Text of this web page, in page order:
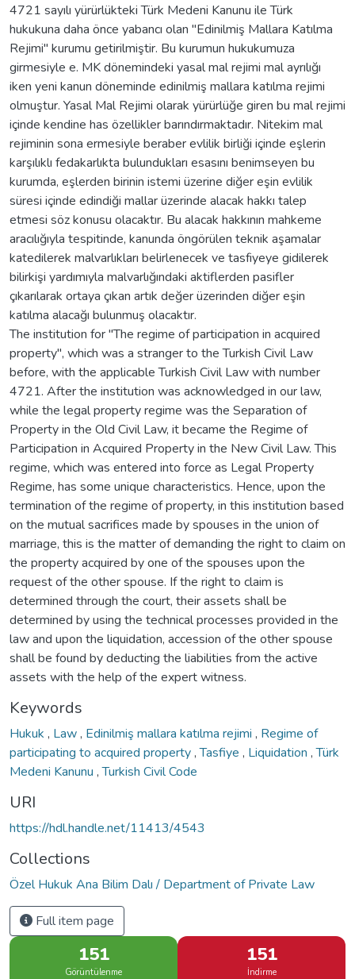
4721 sayılı yürürlükteki Türk Medeni Kanunu ile Türk
hukukuna daha önce yabancı olan "Edinilmiş Mallara Katılma
Rejimi" kurumu getirilmiştir. Bu kurumun hukukumuza
girmesiyle e. MK dönemindeki yasal mal rejimi mal ayrılığı
iken yeni kanun döneminde edinilmiş mallara katılma rejimi
olmuştur. Yasal Mal Rejimi olarak yürürlüğe giren bu mal rejimi
içinde kendine has özellikler barındırmaktadır. Nitekim mal
rejiminin sona ermesiyle beraber evlilik birliği içinde eşlerin
karşılıklı fedakarlıkta bulundukları esasını benimseyen bu
kurumda, eşlerden birinin istemi üzerine diğer eşin evlilik
süresi içinde edindiği mallar üzerinde alacak hakkı talep
etmesi söz konusu olacaktır. Bu alacak hakkının mahkeme
aracılığıyla tespitinde, kanunda öngörülen teknik aşamalar
katedilerek malvarlıkları belirlenecek ve tasfiyeye gidilerek
bilirkişi yardımıyla malvarlığındaki aktiflerden pasifler
çıkarılarak ortaya çıkan artık değer üzerinden diğer eşin
katılma alacağı bulunmuş olacaktır.
The institution for "The regime of participation in acquired
property", which was a stranger to the Turkish Civil Law
before, with the applicable Turkish Civil Law with number
4721. After the institution was acknowledged in our law,
while the legal property regime was the Separation of
Property in the Old Civil Law, it became the Regime of
Participation in Acquired Property in the New Civil Law. This
regime, which was entered into force as Legal Property
Regime, has some unique characteristics. Hence, upon the
termination of the regime of property, in this institution based
on the mutual sacrifices made by spouses in the union of
marriage, this is the matter of demanding the right to claim on
the property acquired by one of the spouses upon the
request of the other spouse. If the right to claim is
determined through the court, their assets shall be
determined by using the technical processes provided in the
law and upon the liquidation, accession of the other spouse
shall be found by deducting the liabilities from the active
assets with the help of the expert witness.
Keywords
Hukuk , Law, Edinilmiş mallara katılma rejimi , Regime of
participating to acquired property,Tasfiye , Liquidation ,Türk
Medeni Kanunu ,Turkish Civil Code
URI
https://hdl.handle.net/11413/4543
Collections
Özel Hukuk Ana Bilim Dalı / Department of Private Law
Full item page
151
Görüntülenme
151
İndirme